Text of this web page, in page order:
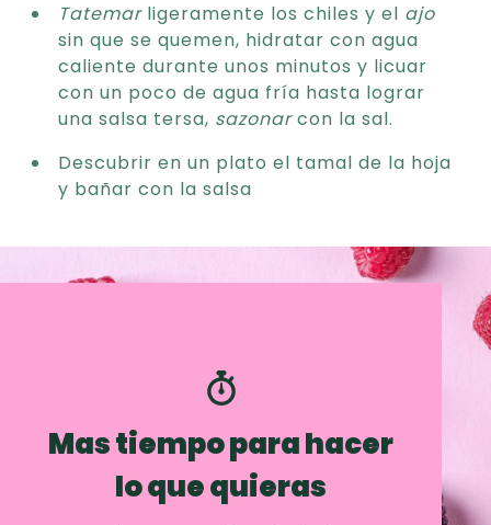
Tatemarligeramente los chiles y el ajo
sin que se quemen, hidratar con agua
caliente durante unos minutos y licuar
con un poco de agua fría hasta lograr
una salsa tersa, sazonarcon la sal.
Descubrir en un plato el tamal de la hoja
y bañar con la salsa
Mas tiempo para hacer
lo que quieras